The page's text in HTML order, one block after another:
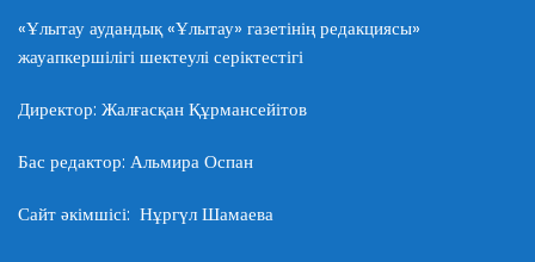
«Ұлытау аудандық «Ұлытау» газетінің редакциясы»
жауапкершілігі шектеулі серіктестігі
Директор: Жалғасқан Құрмансейітов
Бас редактор: Альмира Оспан
Сайт әкімшісі: Нұргүл Шамаева